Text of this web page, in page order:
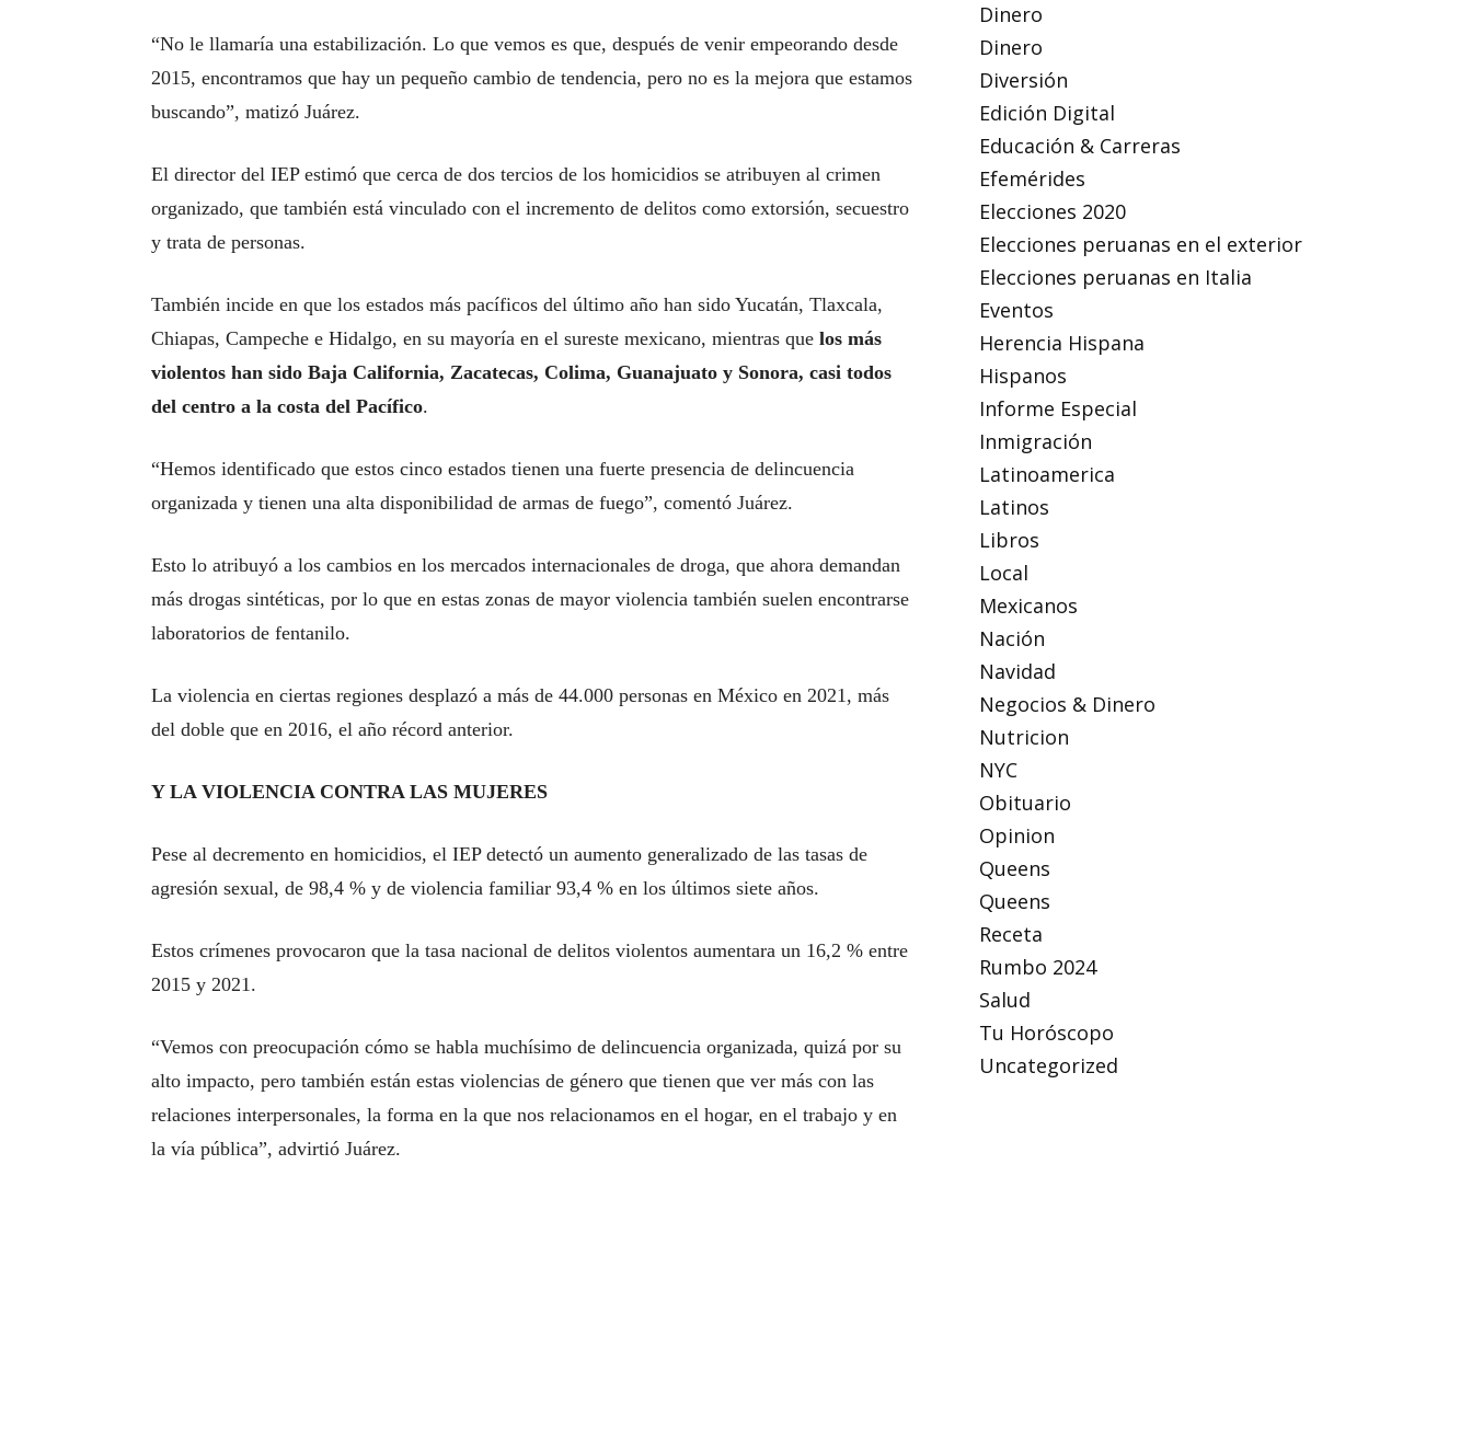
“No le llamaría una estabilización. Lo que vemos es que, después de venir empeorando desde
2015, encontramos que hay un pequeño cambio de tendencia, pero no es la mejora que estamos
buscando”, matizó Juárez.
El director del IEP estimó que cerca de dos tercios de los homicidios se atribuyen al crimen
organizado, que también está vinculado con el incremento de delitos como extorsión, secuestro
y trata de personas.
También incide en que los estados más pacíficos del último año han sido Yucatán, Tlaxcala,
Chiapas, Campeche e Hidalgo, en su mayoría en el sureste mexicano, mientras que los más
violentos han sido Baja California, Zacatecas, Colima, Guanajuato y Sonora, casi todos
del centro a la costa del Pacífico.
“Hemos identificado que estos cinco estados tienen una fuerte presencia de delincuencia
organizada y tienen una alta disponibilidad de armas de fuego”, comentó Juárez.
Esto lo atribuyó a los cambios en los mercados internacionales de droga, que ahora demandan
más drogas sintéticas, por lo que en estas zonas de mayor violencia también suelen encontrarse
laboratorios de fentanilo.
La violencia en ciertas regiones desplazó a más de 44.000 personas en México en 2021, más
del doble que en 2016, el año récord anterior.
Y LA VIOLENCIA CONTRA LAS MUJERES
Pese al decremento en homicidios, el IEP detectó un aumento generalizado de las tasas de
agresión sexual, de 98,4 % y de violencia familiar 93,4 % en los últimos siete años.
Estos crímenes provocaron que la tasa nacional de delitos violentos aumentara un 16,2 % entre
2015 y 2021.
“Vemos con preocupación cómo se habla muchísimo de delincuencia organizada, quizá por su
alto impacto, pero también están estas violencias de género que tienen que ver más con las
relaciones interpersonales, la forma en la que nos relacionamos en el hogar, en el trabajo y en
la vía pública”, advirtió Juárez.
Dinero
Dinero
Diversión
Edición Digital
Educación & Carreras
Efemérides
Elecciones 2020
Elecciones peruanas en el exterior
Elecciones peruanas en Italia
Eventos
Herencia Hispana
Hispanos
Informe Especial
Inmigración
Latinoamerica
Latinos
Libros
Local
Mexicanos
Nación
Navidad
Negocios & Dinero
Nutricion
NYC
Obituario
Opinion
Queens
Queens
Receta
Rumbo 2024
Salud
Tu Horóscopo
Uncategorized